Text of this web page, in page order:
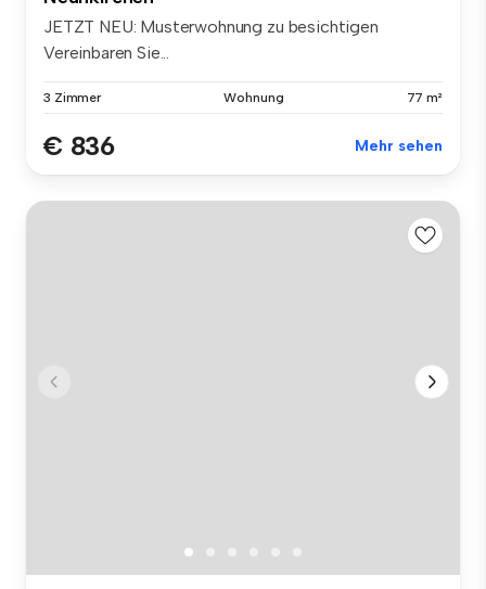
JETZT NEU: Musterwohnung zu besichtigen
Vereinbaren Sie...
3 Zimmer Wohnung 77 m²
€ 836 Mehr sehen